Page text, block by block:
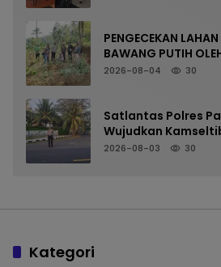
PENGECEKAN
BAWANG PUTIH
LANGKAPLANCAR
2026-08-04 30
Satlantas Polres
Wujudkan
Pelayanan Arus Pagi
2026-08-03 30
Kategori